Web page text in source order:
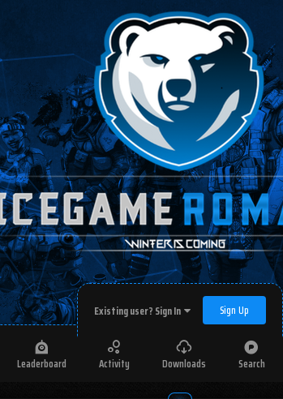
Existing user? Sign In Sign Up
Leaderboard Activity Downloads Search